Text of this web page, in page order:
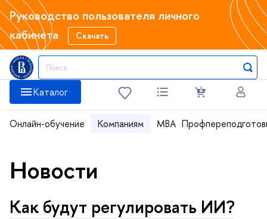
Руководство пользователя личного
кабинета
Скачать
Каталог
Онлайн-обучение Компаниям MBA
Новости
Как будут регулировать ИИ?